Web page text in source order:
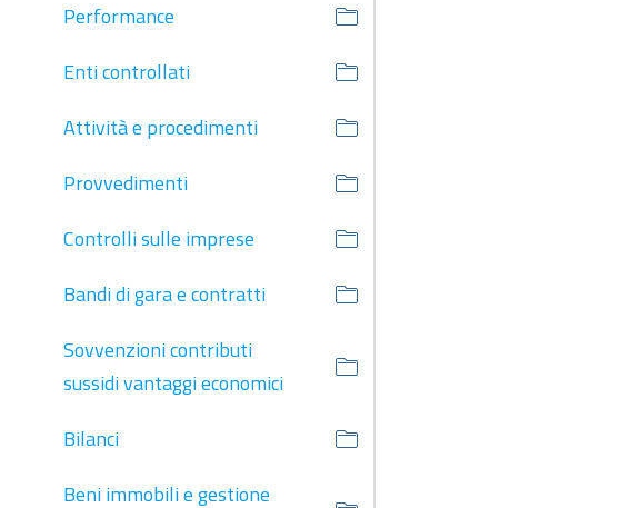
Performance
Enti controllati
Attività e procedimenti
Provvedimenti
Controlli sulle imprese
Bandi di gara e contratti
Sovvenzioni contributi
sussidi vantaggi economici
Bilanci
Beni immobili e gestione